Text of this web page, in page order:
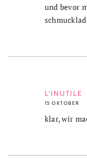
und bevor
L'INUTILE
15 OKTOBER
klar, wir